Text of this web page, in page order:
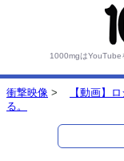
1000mgはYouTube
衝撃映像 >
【動画】
る。